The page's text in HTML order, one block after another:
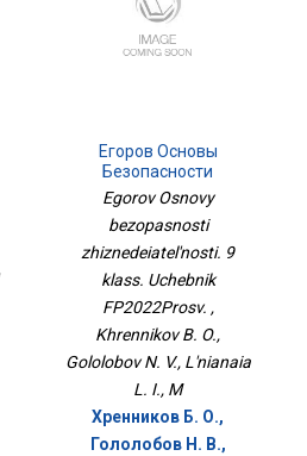
Егоров Основы
Безопасности
Жизнедеятельности. 9
Класс. Учебник
ФП2022Просв.
Egorov Osnovy
bezopasnosti
zhiznedeiatel'nosti. 9
klass. Uchebnik
FP2022Prosv. ,
Khrennikov B. O.,
Gololobov N. V., L'nianaia
L. I., M
Хренников Б. О.,
Гололобов Н. В.,